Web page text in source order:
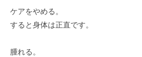
ケアをやめる。
すると身体は正直です。
腫れる。